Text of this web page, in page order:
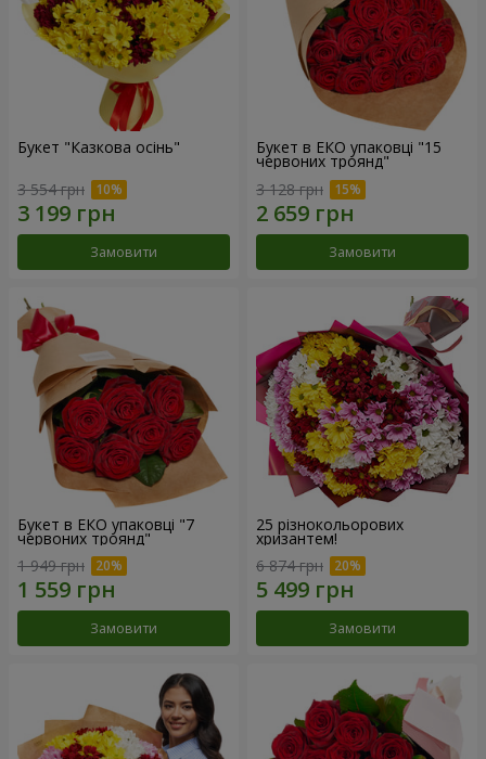
Букет "Казкова осінь"
3 554 грн
Замовити
Букет в ЕКО упаковці "15
червоних троянд"
3 128 грн
Замовити
Букет в ЕКО упаковці "7
червоних троянд"
1 949 грн
Замовити
25 різнокольорових
хризантем!
6 874 грн
Замовити